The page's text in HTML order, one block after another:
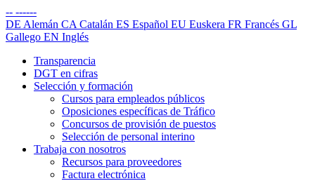
-- ------
DE Alemán CA Catalán ES Español EU Euskera FR Francés GL
Gallego EN Inglés
Transparencia
DGT en cifras
Selección y formación
Cursos para empleados públicos
Oposiciones específicas de Tráfico
Concursos de provisión de puestos
Selección de personal interino
Trabaja con nosotros
Recursos para proveedores
Factura electrónica